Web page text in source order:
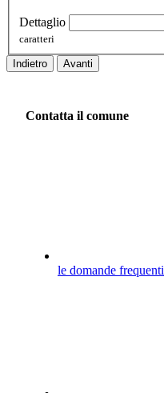
Dettaglio
caratteri
Indietro Avanti
Contatta il comune
le domande frequenti